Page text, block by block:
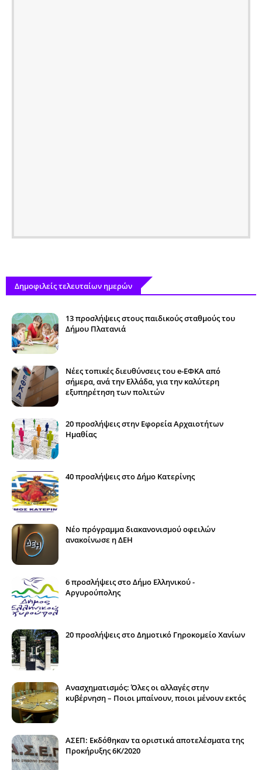
Δημοφιλείς τελευταίων ημερών
13 προσλήψεις στους παιδικούς σταθμούς του
Δήμου Πλατανιά
Νέες τοπικές διευθύνσεις του e-ΕΦΚΑ από
σήμερα, ανά την Ελλάδα, για την καλύτερη
εξυπηρέτηση των πολιτών
20 προσλήψεις στην Εφορεία Αρχαιοτήτων
Ημαθίας
40 προσλήψεις στο Δήμο Κατερίνης
Νέο πρόγραμμα διακανονισμού οφειλών
ανακοίνωσε η ΔΕΗ
6 προσλήψεις στο Δήμο Ελληνικού -
Αργυρούπολης
20 προσλήψεις στο Δημοτικό Γηροκομείο Χανίων
Ανασχηματισμός: Όλες οι αλλαγές στην
κυβέρνηση – Ποιοι μπαίνουν, ποιοι μένουν εκτός
ΑΣΕΠ: Εκδόθηκαν τα οριστικά αποτελέσματα της
Προκήρυξης 6Κ/2020